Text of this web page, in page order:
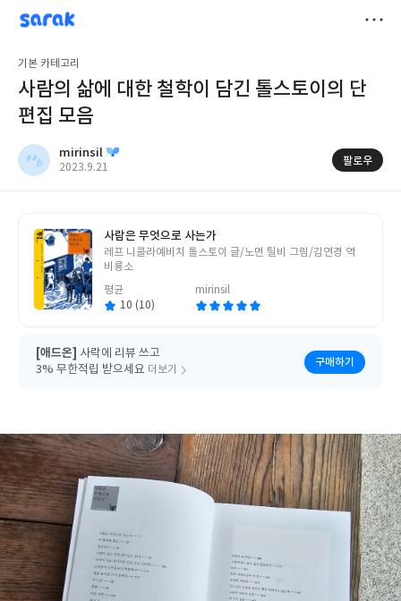
sarak
mirinsil
기본 카테고리
사람의 삶에 대한 철학이 담긴 톨스토이의 단
편집 모음
mirinsil
작
2023.9.21
팔로우
사람은 무엇으로 사는가
글
쓴
레프 니콜라예비치 톨스토이 글/노먼 틸비 그림/김연경 역
비룡소
평균
10 (10)
mirinsil
[애드온] 사락에 리뷰 쓰고
3% 무한적립 받으세요 더보기
구매하기